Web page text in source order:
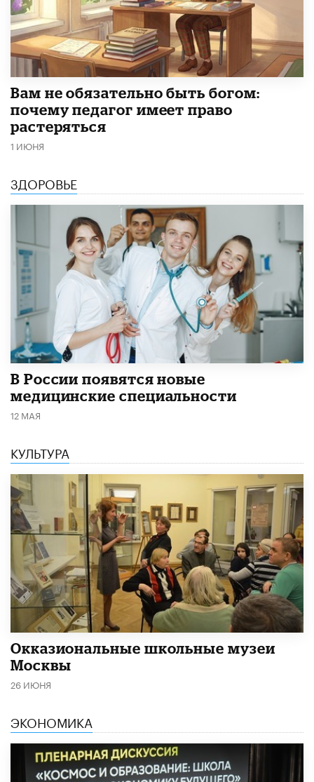
​Вам не обязательно быть богом:
почему педагог имеет право
растеряться
1 ИЮНЯ
ЗДОРОВЬЕ
В России появятся новые
медицинские специальности
12 МАЯ
КУЛЬТУРА
​Окказиональные школьные музеи
Москвы
26 ИЮНЯ
ЭКОНОМИКА